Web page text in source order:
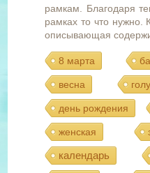
рамкам. Благодаря
рамках то что нужно.
описывающая
8 марта
весна
день рождения
женская
календарь